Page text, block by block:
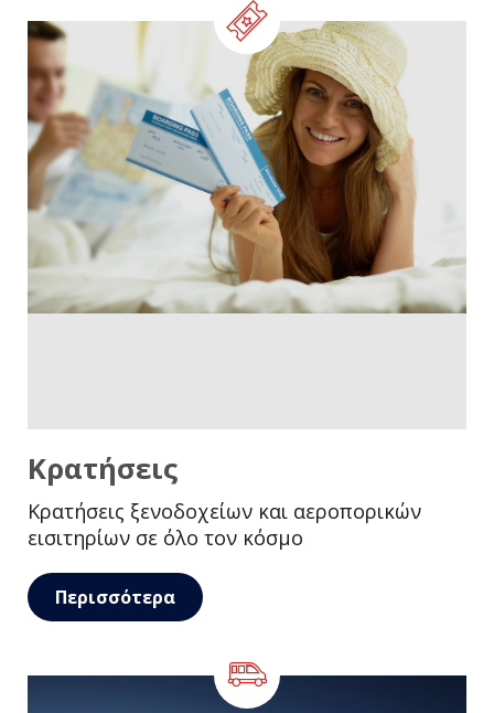
Κρατήσεις
Κρατήσεις ξενοδοχείων και αεροπορικών
εισιτηρίων σε όλο τον κόσμο
Περισσότερα